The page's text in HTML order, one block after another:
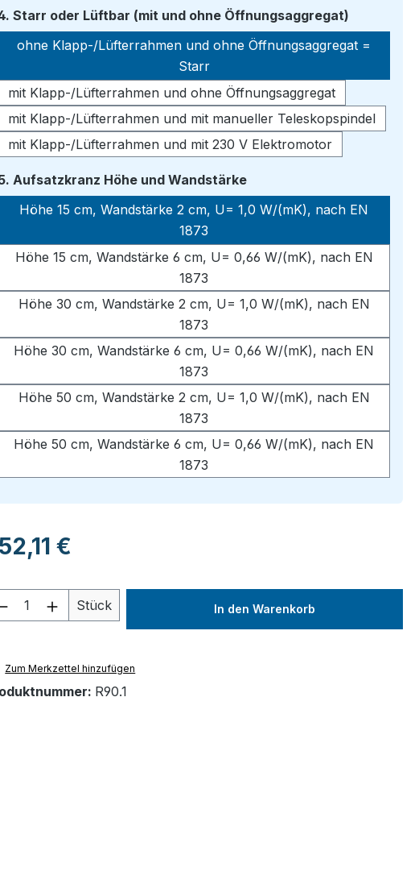
Starr oder Lüftbar (mit und ohne Öffnungsaggregat)
ohne Klapp-/Lüfterrahmen und ohne Öffnungsaggregat =
Starr
mit Klapp-/Lüfterrahmen und ohne Öffnungsaggregat
mit Klapp-/Lüfterrahmen und mit manueller Teleskopspindel
mit Klapp-/Lüfterrahmen und mit 230 V Elektromotor
Aufsatzkranz Höhe und Wandstärkeauswählen
Höhe 15 cm, Wandstärke 2 cm, U= 1,0 W/(mK), nach EN
1873
Höhe 15 cm, Wandstärke 6 cm, U= 0,66 W/(mK), nach EN
1873
Höhe 30 cm, Wandstärke 2 cm, U= 1,0 W/(mK), nach EN
1873
Höhe 30 cm, Wandstärke 6 cm, U= 0,66 W/(mK), nach EN
1873
Höhe 50 cm, Wandstärke 2 cm, U= 1,0 W/(mK), nach EN
1873
Höhe 50 cm, Wandstärke 6 cm, U= 0,66 W/(mK), nach EN
1873
Preis:
€
Anzahl: Gib den gewünschten Wert
Stück In den Warenkorb
Zum Merkzettel hinzufügen
R90.1